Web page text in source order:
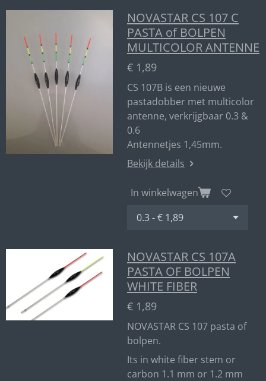
NOVASTAR CS 107 C
PASTA of BOLPEN
MULTICOLOR ANTENNE
€ 1,89
CS 107B is een nieuwe
pastadobber met multicolor
antenne, verkrijgbaar 0.3 &
0.6
Antennetjes 1,45mm.
Bekijk details
In winkelwagen
NOVASTAR CS 107A
PASTA OF BOLPEN
WHITE FIBER
€ 1,89
NOVASTAR CS 107 pasta of
bolpen.
Its in white fiber stem or
carbon 1.1 mm or 1.2 mm